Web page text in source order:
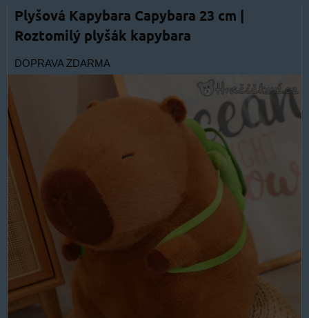
Plyšová Kapybara Capybara 23 cm |
Roztomilý plyšák kapybara
DOPRAVA ZDARMA